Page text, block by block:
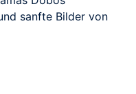
sanfte Bilder von